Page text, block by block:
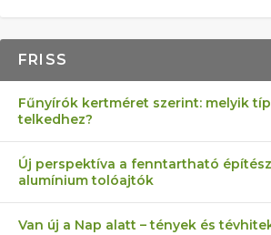
FRISS
Fűnyírók kertméret szerint: melyik
telkedhez?
Új perspektíva a fenntartható
alumínium tolóajtók
Van új a Nap alatt – tények és